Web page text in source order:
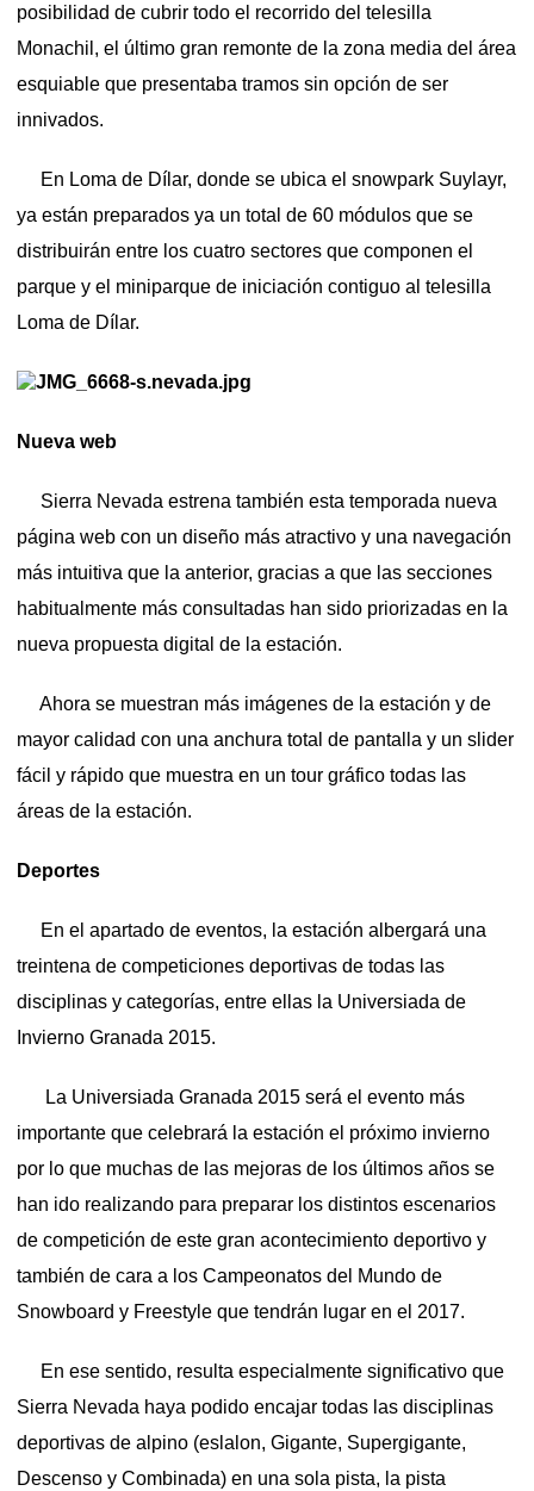
posibilidad de cubrir todo el recorrido del telesilla
Monachil, el último gran remonte de la zona media del área
esquiable que presentaba tramos sin opción de ser
innivados.
En Loma de Dílar, donde se ubica el snowpark Suylayr,
ya están preparados ya un total de 60 módulos que se
distribuirán entre los cuatro sectores que componen el
parque y el miniparque de iniciación contiguo al telesilla
Loma de Dílar.
Nueva web
Sierra Nevada estrena también esta temporada nueva
página web con un diseño más atractivo y una navegación
más intuitiva que la anterior, gracias a que las secciones
habitualmente más consultadas han sido priorizadas en la
nueva propuesta digital de la estación.
Ahora se muestran más imágenes de la estación y de
mayor calidad con una anchura total de pantalla y un slider
fácil y rápido que muestra en un tour gráfico todas las
áreas de la estación.
Deportes
En el apartado de eventos, la estación albergará una
treintena de competiciones deportivas de todas las
disciplinas y categorías, entre ellas la Universiada de
Invierno Granada 2015.
La Universiada Granada 2015 será el evento más
importante que celebrará la estación el próximo invierno
por lo que muchas de las mejoras de los últimos años se
han ido realizando para preparar los distintos escenarios
de competición de este gran acontecimiento deportivo y
también de cara a los Campeonatos del Mundo de
Snowboard y Freestyle que tendrán lugar en el 2017.
En ese sentido, resulta especialmente significativo que
Sierra Nevada haya podido encajar todas las disciplinas
deportivas de alpino (eslalon, Gigante, Supergigante,
Descenso y Combinada) en una sola pista, la pista